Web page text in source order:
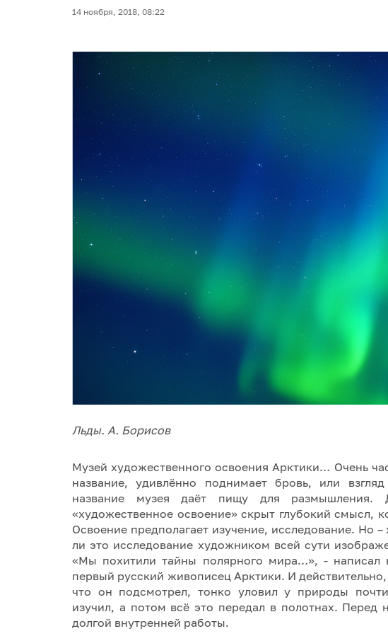
14 ноября, 2018, 08:22
Льды. А. Борисов
Музей художественного освоения Арктики… Очень
название, удивлённо поднимает бровь, или
название музея даёт пищу для размышления.
«художественное освоение» скрыт глубокий смысл,
Освоение предполагает изучение, исследование. Но
ли это исследование художником всей сути
«Мы похитили тайны полярного мира…», - написал
первый русский живописец Арктики. И
что он подсмотрел, тонко уловил у природы
изучил, а потом всё это передал в полотнах. Перед
долгой внутренней работы.